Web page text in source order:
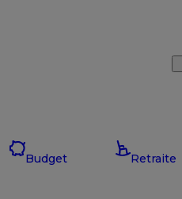
Budget Retraite